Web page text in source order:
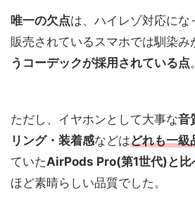
唯一の欠点は、ハイレゾ対応に
販売されているスマホでは馴染み
うコーデックが採用されている点。
ただし、イヤホンとして大事な音
リング・装着感などはどれも一級
ていたAirPods Pro(第1世代)と比
ほど素晴らしい品質でした。